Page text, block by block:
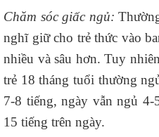
Chăm sóc giấc ngủ:
nghĩ giữ cho trẻ thức vào
nhiều và sâu hơn. Tuy
trẻ 18 tháng tuổi thường
7-8 tiếng, ngày vẫn ngủ
15 tiếng trên ngày.